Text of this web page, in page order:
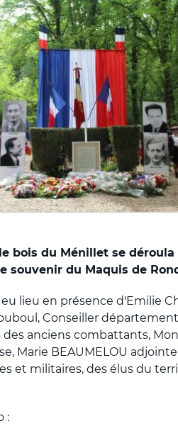
bois du Ménillet se
souvenir du Maquis de
lieu en présence d'Emilie
Conseiller
anciens combattants,
Marie BEAUMELOU
et militaires, des élus du
: